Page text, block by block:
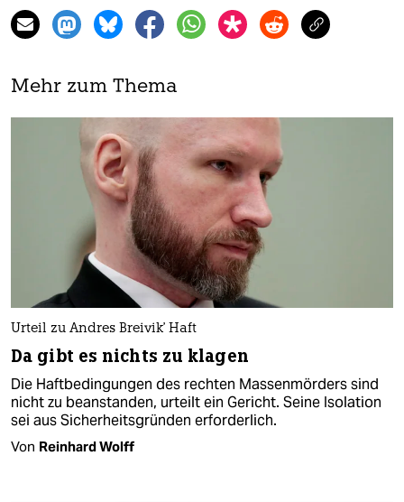
Mehr zum Thema
Urteil zu Andres Breivik' Haft
Da gibt es nichts zu klagen
Die Haftbedingungen des rechten Massenmörders sind
nicht zu beanstanden, urteilt ein Gericht. Seine Isolation
sei aus Sicherheitsgründen erforderlich.
Von Reinhard Wolff